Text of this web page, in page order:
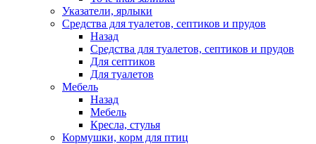
Указатели, ярлыки
Средства для туалетов, септиков и прудов
Назад
Средства для туалетов, септиков и прудов
Для септиков
Для туалетов
Мебель
Назад
Мебель
Кресла, стулья
Кормушки, корм для птиц